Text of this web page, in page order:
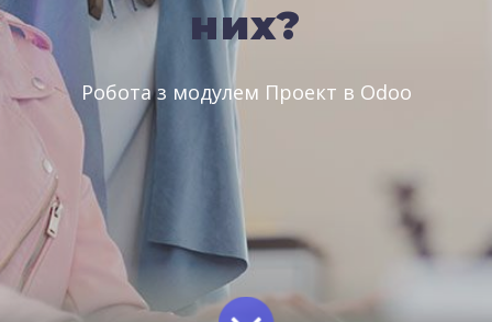
них?
Робота з модулем Проект в Odoo